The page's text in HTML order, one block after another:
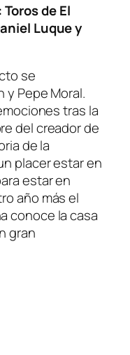
de El
Luque y
se
Pepe Moral.
tras la
del creador de
de la
placer estar en
estar en
año más el
conoce la casa
gran